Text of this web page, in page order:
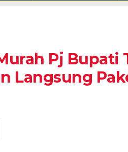
Pj Bupati
Langsung